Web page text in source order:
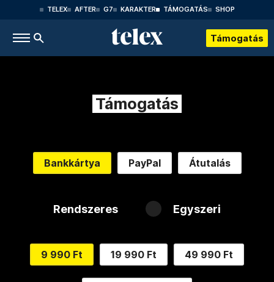
TELEX AFTER G7 KARAKTER TÁMOGATÁS SHOP
Támogatás
Támogatás
Bankkártya PayPal Átutalás
Rendszeres Egyszeri
9 990 Ft 19 990 Ft 49 990 Ft